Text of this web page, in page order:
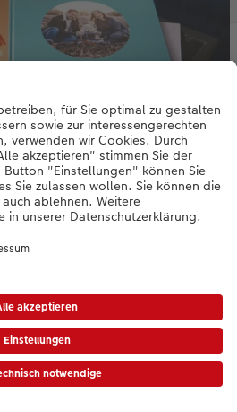
Community
Kreationen entdecken
26.000 echten Fotobüchern unserer
Jetzt entdecken
(ggf. auch bei Filialabholung) gem.
Preisliste